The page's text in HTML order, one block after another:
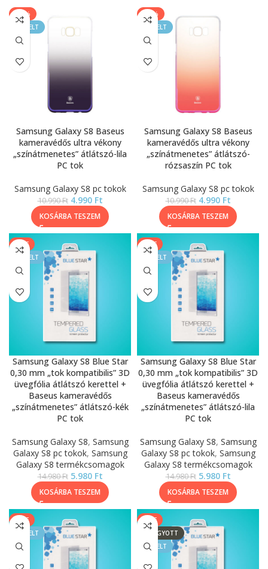
-55%
KIEMELT
Samsung Galaxy S8 Baseus
kameravédős ultra vékony
„színátmenetes” átlátszó-lila
PC tok
Samsung Galaxy S8 pc tokok
10.990Ft 4.990 Ft
KOSÁRBA TESZEM
-55%
KIEMELT
Samsung Galaxy S8 Baseus
kameravédős ultra vékony
„színátmenetes” átlátszó-
rózsaszín PC tok
Samsung Galaxy S8 pc tokok
10.990Ft 4.990 Ft
KOSÁRBA TESZEM
SALE
KIEMELT
Samsung Galaxy S8 Blue Star
0,30 mm „tok kompatibilis” 3D
üvegfólia átlátszó kerettel +
Baseus kameravédős
„színátmenetes” átlátszó-kék
PC tok
Samsung Galaxy S8, Samsung
Galaxy S8 pc tokok, Samsung
Galaxy S8 termékcsomagok
14.980Ft 5.980 Ft
KOSÁRBA TESZEM
SALE
KIEMELT
Samsung Galaxy S8 Blue Star
0,30 mm „tok kompatibilis” 3D
üvegfólia átlátszó kerettel +
Baseus kameravédős
„színátmenetes” átlátszó-lila
PC tok
Samsung Galaxy S8, Samsung
Galaxy S8 pc tokok, Samsung
Galaxy S8 termékcsomagok
14.980Ft 5.980 Ft
KOSÁRBA TESZEM
SALE
KIEMELT
SALE
ELFOGYOTT
KIEMELT